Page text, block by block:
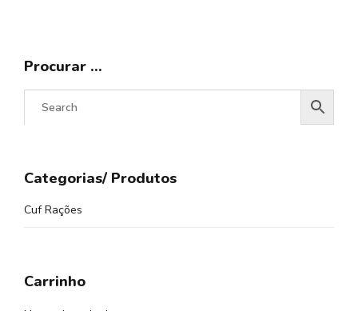
Procurar …
Categorias/ Produtos
Cuf Rações
Carrinho